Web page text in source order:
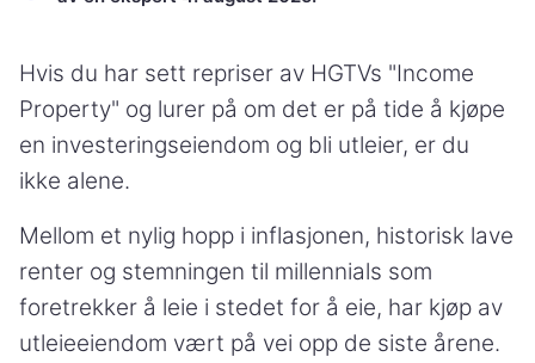
Hvis du har sett repriser av HGTVs "Income
Property" og lurer på om det er på tide å kjøpe
en investeringseiendom og bli utleier, er du
ikke alene.
Mellom et nylig hopp i inflasjonen, historisk lave
renter og stemningen til millennials som
foretrekker å leie i stedet for å eie, har kjøp av
utleieeiendom vært på vei opp de siste årene.